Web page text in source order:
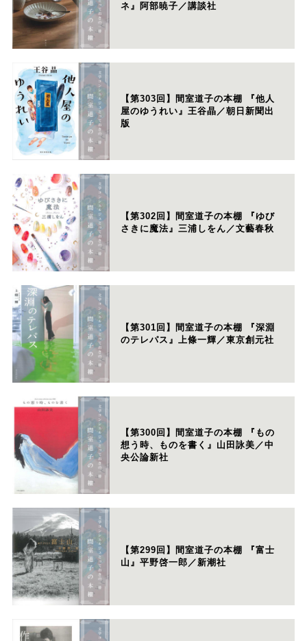
ネ』阿部暁子／講談社
【第303回】間室道子の本棚 『他人
屋のゆうれい』王谷晶／朝日新聞出
版
【第302回】間室道子の本棚 『ゆび
さきに魔法』三浦しをん／文藝春秋
【第301回】間室道子の本棚 『深淵
のテレパス』上條一輝／東京創元社
【第300回】間室道子の本棚 『もの
想う時、ものを書く』山田詠美／中
央公論新社
【第299回】間室道子の本棚 『富士
山』平野啓一郎／新潮社